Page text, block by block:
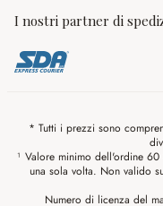
I nostri partner di
* Tutti i prezzi sono
¹ Valore minimo dell'ordine
una sola volta. Non valido
Numero di licenza del